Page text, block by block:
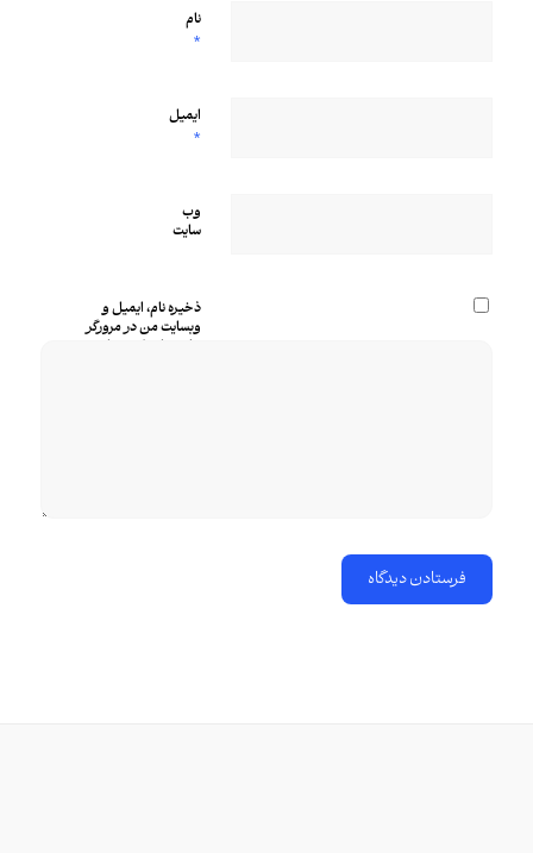
نام
*
ایمیل
*
وب‌
سایت
ذخیره نام، ایمیل و
وبسایت من در مرورگر
برای زمانی که دوباره